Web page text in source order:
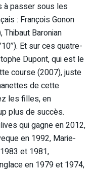
à passer sous les
: François Gonon
Thibaut Baronian
Et sur ces quatre-
Dupont, qui est le
course (2007), juste
de cette
les filles, en
plus de succès.
qui gagne en 2012,
en 1992, Marie-
et 1981,
en 1979 et 1974,